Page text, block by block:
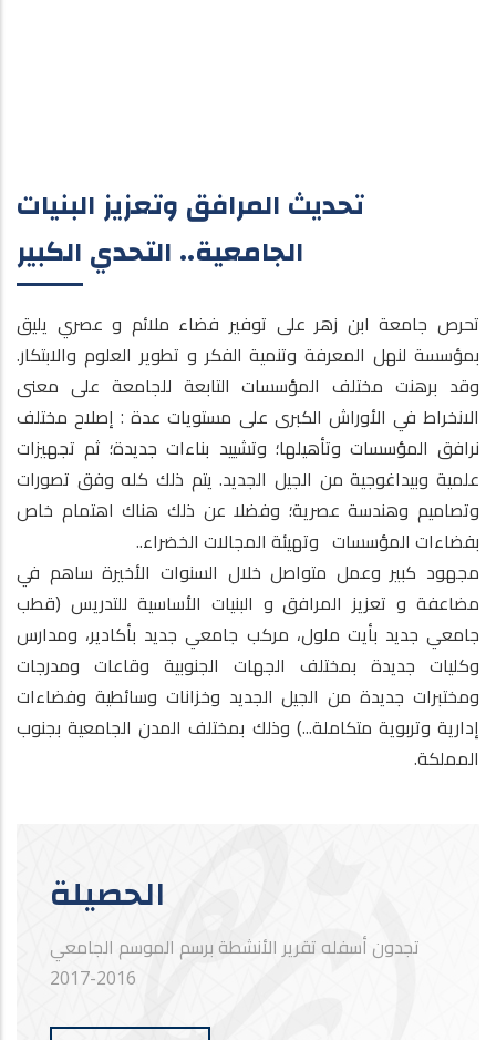
تحديث المرافق وتعزيز البنيات
الجامعية.. التحدي الكبير
تحرص جامعة ابن زهر على توفير فضاء ملائم و عصري يليق
بمؤسسة لنهل المعرفة وتنمية الفكر و تطوير العلوم والابتكار.
وقد برهنت مختلف المؤسسات التابعة للجامعة على معنى
الانخراط في الأوراش الكبرى على مستويات عدة : إصلاح مختلف
نرافق المؤسسات وتأهيلها؛ وتشييد بناءات جديدة؛ ثم تجهيزات
علمية وبيداغوجية من الجيل الجديد. يتم ذلك كله وفق تصورات
وتصاميم وهندسة عصرية؛ وفضلا عن ذلك هناك اهتمام خاص
بفضاءات المؤسسات وتهيئة المجالات الخضراء..
مجهود كبير وعمل متواصل خلال السنوات الأخيرة ساهم في
مضاعفة و تعزيز المرافق و البنيات الأساسية للتدريس (قطب
جامعي جديد بأيت ملول، مركب جامعي جديد بأكادير، ومدارس
وكليات جديدة بمختلف الجهات الجنوبية وقاعات ومدرجات
ومختبرات جديدة من الجيل الجديد وخزانات وسائطية وفضاءات
إدارية وتربوية متكاملة...) وذلك بمختلف المدن الجامعية بجنوب
المملكة.
الحصيلة
تجدون أسفله تقرير الأنشطة برسم الموسم الجامعي
2016-2017